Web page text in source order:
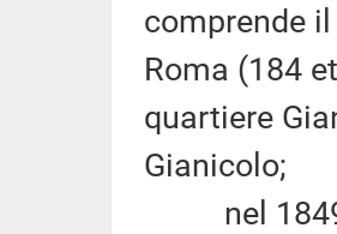
comprende
Roma (184
quartiere
Gianicolo;
nel 1849